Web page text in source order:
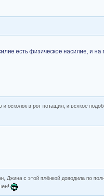
есть физическое насилие, и на
и осколок в рот потащил, и всякое
Джина с этой плёнкой доводила по